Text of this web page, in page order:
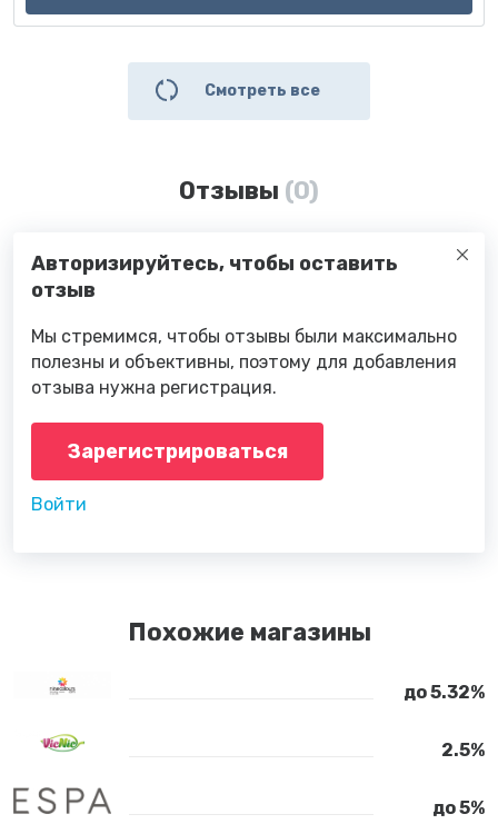
Смотреть все
Отзывы (0)
Авторизируйтесь, чтобы оставить
отзыв
Мы стремимся, чтобы отзывы были максимально
полезны и объективны, поэтому для добавления
отзыва нужна регистрация.
Зарегистрироваться
Войти
Похожие магазины
до 5.32%
2.5%
до 5%